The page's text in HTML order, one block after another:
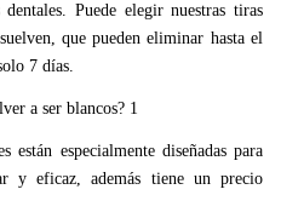
Puede elegir nuestras tiras
que pueden eliminar hasta el
7 días.
están especialmente diseñadas para
y eficaz, además tiene un precio